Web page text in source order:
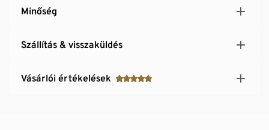
Minőség
Szállítás & visszaküldés
Vásárlói értékelések